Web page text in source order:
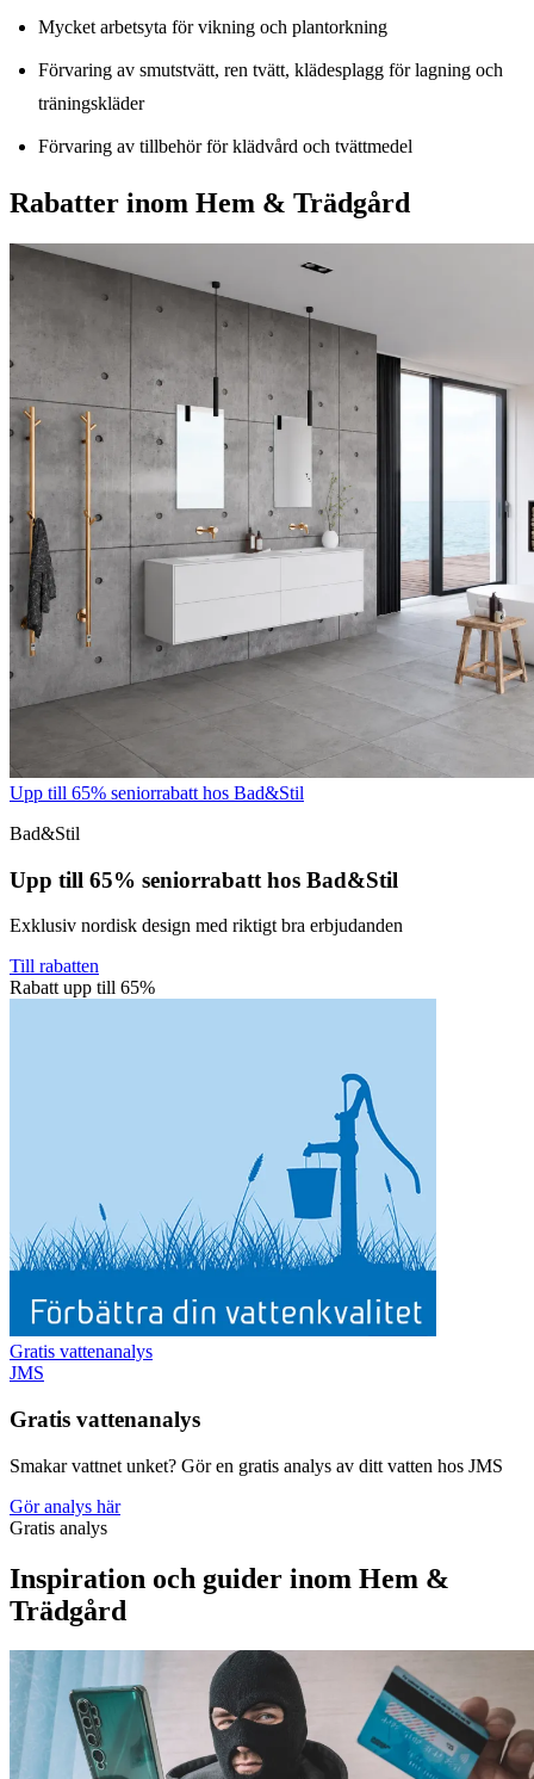
Mycket arbetsyta för vikning och plantorkning
Förvaring av smutstvätt, ren tvätt, klädesplagg för lagning och
träningskläder
Förvaring av tillbehör för klädvård och tvättmedel
Rabatter inom Hem & Trädgård
Upp till 65% seniorrabatt hos Bad&Stil
Bad&Stil
Upp till 65% seniorrabatt hos Bad&Stil
Exklusiv nordisk design med riktigt bra erbjudanden
Till rabatten
Rabatt upp till 65%
Gratis vattenanalys
JMS
Gratis vattenanalys
Smakar vattnet unket? Gör en gratis analys av ditt vatten hos JMS
Gör analys här
Gratis analys
Inspiration och guider inom Hem &
Trädgård